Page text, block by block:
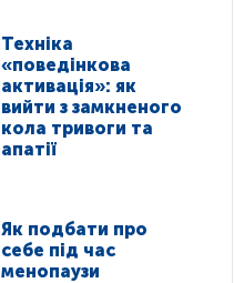
Техніка
«поведінкова
активація»: як
вийти з замкненого
кола тривоги та
апатії
Як подбати про
себе під час
менопаузи